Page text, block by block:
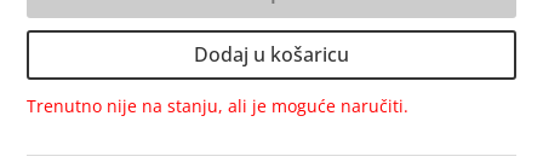
količina
Dodaj u košaricu
Trenutno nije na stanju, ali je moguće naručiti.